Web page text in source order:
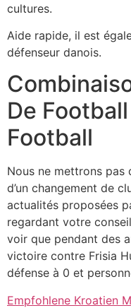
cultures.
Aide rapide, il est
défenseur danois.
De
Football
Nous ne mettrons pas
d’un changement de
actualités proposées
regardant votre
voir que pendant des
victoire contre Frisia
défense à 0 et
Empfohlene Kroatien